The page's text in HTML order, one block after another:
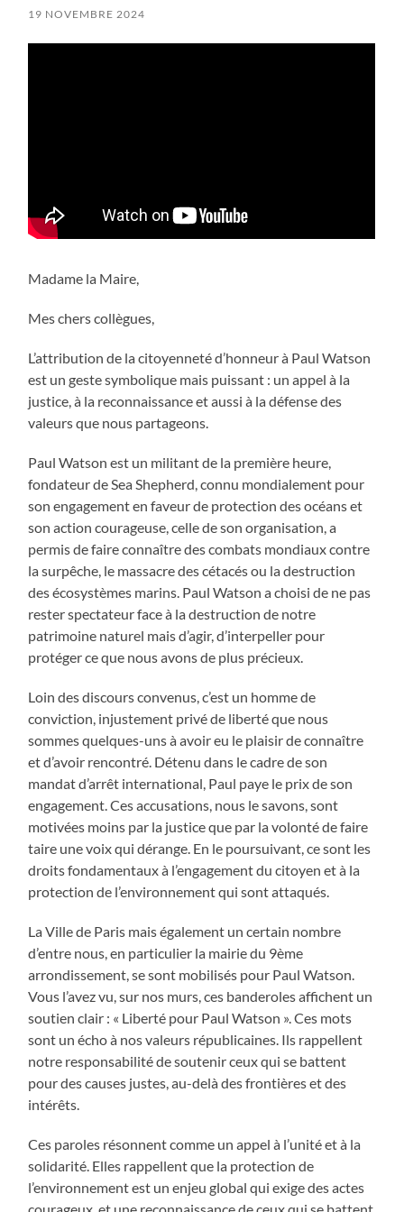
19 NOVEMBRE 2024
Madame la Maire,
Mes chers collègues,
L’attribution de la citoyenneté d’honneur à Paul Watson
est un geste symbolique mais puissant : un appel à la
justice, à la reconnaissance et aussi à la défense des
valeurs que nous partageons.
Paul Watson est un militant de la première heure,
fondateur de Sea Shepherd, connu mondialement pour
son engagement en faveur de protection des océans et
son action courageuse, celle de son organisation, a
permis de faire connaître des combats mondiaux contre
la surpêche, le massacre des cétacés ou la destruction
des écosystèmes marins. Paul Watson a choisi de ne pas
rester spectateur face à la destruction de notre
patrimoine naturel mais d’agir, d’interpeller pour
protéger ce que nous avons de plus précieux.
Loin des discours convenus, c’est un homme de
conviction, injustement privé de liberté que nous
sommes quelques-uns à avoir eu le plaisir de connaître
et d’avoir rencontré. Détenu dans le cadre de son
mandat d’arrêt international, Paul paye le prix de son
engagement. Ces accusations, nous le savons, sont
motivées moins par la justice que par la volonté de faire
taire une voix qui dérange. En le poursuivant, ce sont les
droits fondamentaux à l’engagement du citoyen et à la
protection de l’environnement qui sont attaqués.
La Ville de Paris mais également un certain nombre
d’entre nous, en particulier la mairie du 9ème
arrondissement, se sont mobilisés pour Paul Watson.
Vous l’avez vu, sur nos murs, ces banderoles affichent un
soutien clair : « Liberté pour Paul Watson ». Ces mots
sont un écho à nos valeurs républicaines. Ils rappellent
notre responsabilité de soutenir ceux qui se battent
pour des causes justes, au-delà des frontières et des
intérêts.
Ces paroles résonnent comme un appel à l’unité et à la
solidarité. Elles rappellent que la protection de
l’environnement est un enjeu global qui exige des actes